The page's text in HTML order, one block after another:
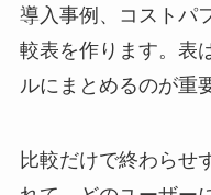
導入事例、コストパ
較表を作ります。表
ルにまとめるのが重
比較だけで終わらせ